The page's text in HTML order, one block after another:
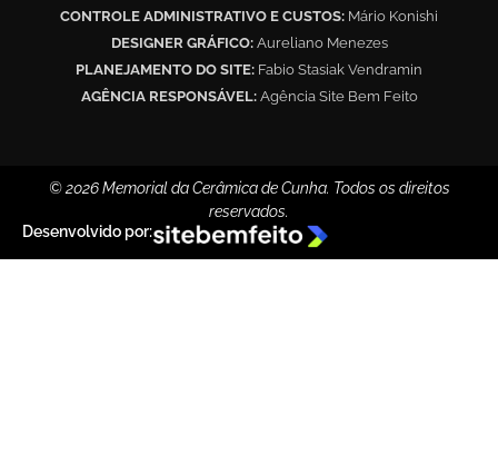
CONTROLE ADMINISTRATIVO E CUSTOS: Mário Konishi
DESIGNER GRÁFICO:Aureliano Menezes
PLANEJAMENTO DO SITE: Fabio Stasiak Vendramin
AGÊNCIA RESPONSÁVEL:Agência Site Bem Feito
© 2026 Memorial da Cerâmica de Cunha. Todos os direitos
reservados.
Desenvolvido por: